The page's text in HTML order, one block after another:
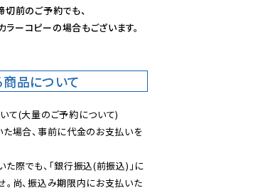
切前のご予約でも、
ーコピーの場合もございます。
品について
て(大量のご予約について)
場合、事前に代金のお支払いを
際でも、「銀行振込(前振込)」に
。尚、振込み期限内にお支払いた